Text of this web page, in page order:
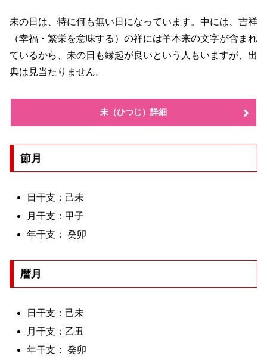
未の日は、特に何も無い日になっています。中には、吉祥
（幸福・繁栄を意味する）の祥には羊本来の文字が含まれ
ているから、未の日も縁起が良いという人もいますが、出
典は見当たりません。
未（ひつじ）詳細
節月
日干支：己未
月干支：甲子
年干支： 癸卯
暦月
日干支：己未
月干支：乙丑
年干支： 癸卯